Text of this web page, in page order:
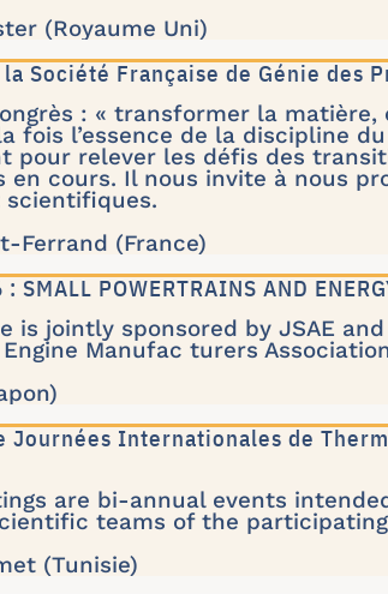
(Royaume Uni)
Société Française de Génie des
: « transformer la matière,
fois l’essence de la discipline
pour relever les défis des
en cours. Il nous invite à nous
Ferrand (France)
SMALL POWERTRAINS AND
is jointly sponsored by JSAE
Manufac turers
Journées Internationales de
are bi-annual events
teams of the
(Tunisie)